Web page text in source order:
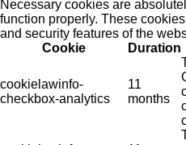
Necessary cookies are
function properly. These
and security features of the
Cookie
Duration
cookielawinfo-
checkbox-analytics
11
months